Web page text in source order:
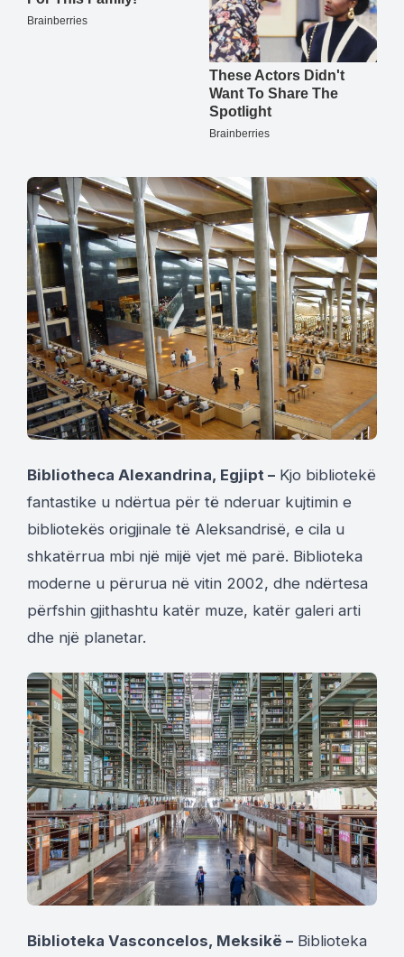
Bibliotheca Alexandrina, Egjipt – Kjo bibliotekë
fantastike u ndërtua për të nderuar kujtimin e
bibliotekës origjinale të Aleksandrisë, e cila u
shkatërrua mbi një mijë vjet më parë. Biblioteka
moderne u përurua në vitin 2002, dhe ndërtesa
përfshin gjithashtu katër muze, katër galeri arti
dhe një planetar.
Biblioteka Vasconcelos, Meksikë – Biblioteka